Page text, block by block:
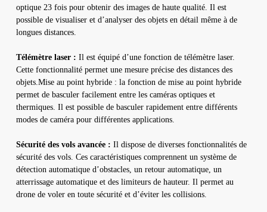
optique 23 fois pour obtenir des images de haute qualité. Il est
possible de visualiser et d’analyser des objets en détail même à de
longues distances.
Télémètre laser : Il est équipé d’une fonction de télémètre laser.
Cette fonctionnalité permet une mesure précise des distances des
objets.Mise au point hybride : la fonction de mise au point hybride
permet de basculer facilement entre les caméras optiques et
thermiques. Il est possible de basculer rapidement entre différents
modes de caméra pour différentes applications.
Sécurité des vols avancée : Il dispose de diverses fonctionnalités de
sécurité des vols. Ces caractéristiques comprennent un système de
détection automatique d’obstacles, un retour automatique, un
atterrissage automatique et des limiteurs de hauteur. Il permet au
drone de voler en toute sécurité et d’éviter les collisions.